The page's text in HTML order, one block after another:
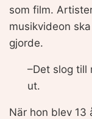
som film.
musikvideon
gjorde.
–Det slog till
ut.
När hon blev 13